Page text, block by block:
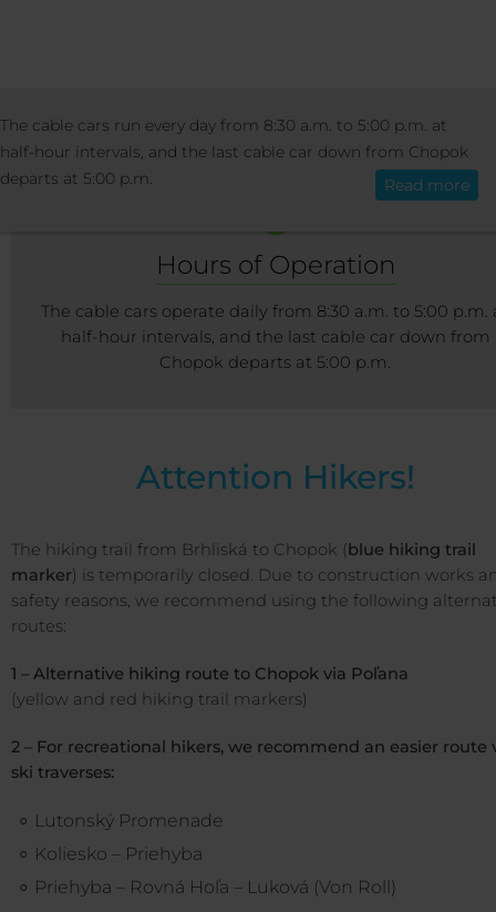
English
RESORT INFO LIFTS AND
Hours of Operation
The cable cars operate daily from 8:30 a.m. to 5:00 p.m.
half-hour intervals, and the last cable car down from
Chopok departs at 5:00 p.m.
Attention Hikers!
The hiking trail from Brhliská to Chopok (blue hiking trail
marker) is temporarily closed. Due to construction works
safety reasons, we recommend using the following
routes:
1 – Alternative hiking route to Chopok via Poľana
(yellow and red hiking trail markers)
2 – For recreational hikers, we recommend an easier route
ski traverses:
Lutonský Promenade
Koliesko – Priehyba
Priehyba – Rovná Hoľa – Luková (Von Roll)
The cable cars run every day from 8:30 a.m. to 5:00 p.m. at
half-hour intervals, and the last cable car down from Chopok
departs at 5:00 p.m.
Read more